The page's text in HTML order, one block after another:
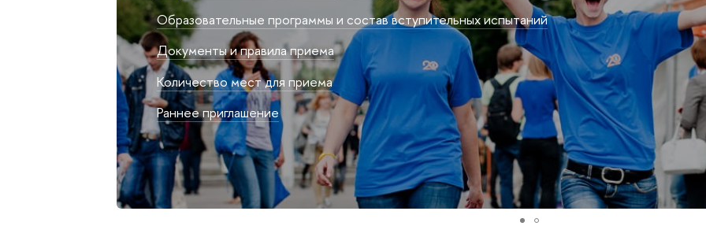
Образовательные программы и состав вступительных испытаний
Документы и правила приема
Количество мест для приема
Раннее приглашение